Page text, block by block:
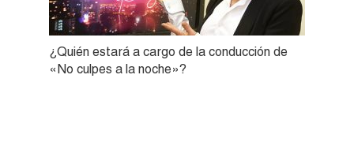
¿Quién estará a cargo de la conducción de
«No culpes a la noche»?